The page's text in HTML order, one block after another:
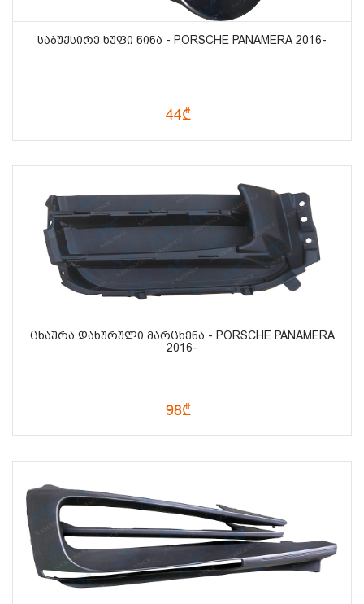
ᲡᲐᲑᲣᲥᲡᲘᲠᲔ ᲮᲣᲤᲘ ᲬᲘᲜᲐ - PORSCHE PANAMERA 2016-
44₾
ᲪᲮᲐᲣᲠᲐ ᲓᲐᲮᲣᲠᲣᲚᲘ ᲛᲐᲠᲪᲮᲔᲜᲐ - PORSCHE PANAMERA
2016-
98₾